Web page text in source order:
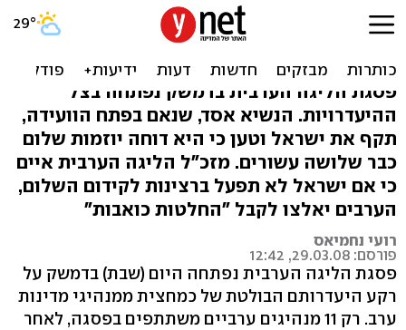
אסד בוועידת דמשק: ישראל
סרבנית שלום
פסגת הליגה הערבית בדמשק נפתחה בצל
ההיעדרויות. הנשיא אסד, שנאם בפתח הוועידה,
תקף את ישראל וטען כי היא דוחה יוזמות שלום
כבר שלושה עשורים. מזכ"ל הליגה הערבית איים
כי אם ישראל לא תפעל ברצינות לקידום השלום,
הערבים יאלצו לקבל "החלטות כואבות"
רועי נחמיאס
פורסם: 29.03.08, 12:42
פסגת הליגה הערבית נפתחה היום (שבת) בדמשק על
רקע היעדרותם הבולטת של כמחצית ממנהיגי מדינות
ערב. רק 11 מנהיגים ערביים משתתפים בפסגה, לאחר